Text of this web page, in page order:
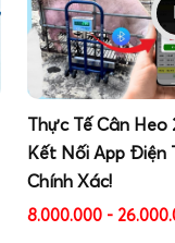
Thực Tế Cân
Kết Nối App Điện
Chính Xác!
8.000.000 -